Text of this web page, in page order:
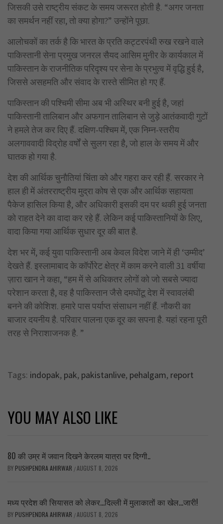
जिसकी उसे राष्ट्रीय संकट के समय जरूरत होती है. “अगर जनता
का समर्थन नहीं रहा, तो क्या होगा?” उन्होंने पूछा.
आलोचकों का तर्क है कि भारत के प्रति कट्टरपंथी रुख रखने वाले
पाकिस्तानी सेना प्रमुख जनरल सैयद आसिम मुनीर के कार्यकाल में
पाकिस्तान के राजनीतिक परिदृश्य पर सेना के प्रभुत्व में वृद्धि हुई है,
जिससे असहमति और संवाद के रास्ते सीमित हो गए हैं.
पाकिस्तान की पश्चिमी सीमा अब भी अस्थिर बनी हुई है, जहां
पाकिस्तानी तालिबान और अफगान तालिबान से जुड़े आतंकवादी गुटों
ने हमले तेज कर दिए हैं. दक्षिण-पश्चिम में, एक निम्न-स्तरीय
अलगाववादी विद्रोह वर्षों से सुलग रहा है, जो हाल के समय में और
घातक हो गया है.
देश की आर्थिक चुनौतियां चिंता को और गहरा कर रही हैं. सरकार ने
हाल ही में अंतरराष्ट्रीय मुद्रा कोष से एक और आर्थिक सहायता
पैकेज हासिल किया है, और अधिकारी इसकी दम पर थकी हुई जनता
को राहत देने का वादा कर रहे हैं. लेकिन कई पाकिस्तानियों के लिए,
वादा किया गया आर्थिक सुधार दूर की बात है.
देश भर में, कई युवा पाकिस्तानी अब केवल विदेश जाने में ही ‘उम्मीद’
देखते हैं. इस्लामाबाद के कॉर्पोरेट क्षेत्र में काम करने वाली 31 वर्षीया
ज़ारा खान ने कहा, “हम में से अधिकतर लोगों को जो सबसे ज्यादा
परेशान करता है, वह है पाकिस्तान जैसे दमघोंटू देश में स्वावलंबी
बनने की कोशिश. हमारे पास पर्याप्त संसाधन नहीं हैं. नौकरी का
बाजार दयनीय है. परिवार पालना एक दूर का सपना है. यहां रहना पूरी
तरह से निराशाजनक है. ”
Tags: indopak, pak, pakistanlive, pehalgam, report
YOU MAY ALSO LIKE
80 की उम्र में जवान दिखने केरलम यात्रा पर दिग्गी..
BY PUSHPENDRA AHIRWAR /AUGUST 8, 2026
मध्य प्रदेश की सियासत को लेकर…दिल्ली में मुलाकातों का खेल…जारी!
BY PUSHPENDRA AHIRWAR /AUGUST 8, 2026